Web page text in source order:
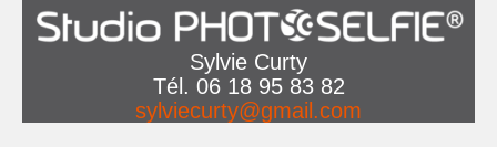
Sylvie Curty
Tél. 06 18 95 83 82
sylviecurty@gmail.com